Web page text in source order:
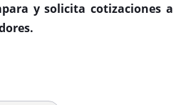
y solicita cotizaciones a